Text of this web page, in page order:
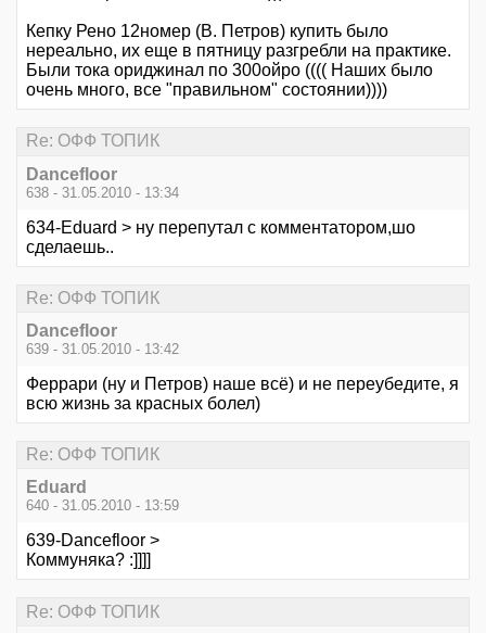
Кепку Рено 12номер (В. Петров) купить было
нереально, их еще в пятницу разгребли на практике.
Были тока ориджинал по 300ойро (((( Наших было
очень много, все "правильном" состоянии))))
Re: ОФФ ТОПИК
Dancefloor
638 - 31.05.2010 - 13:34
634-Eduard > ну перепутал с комментатором,шо
сделаешь..
Re: ОФФ ТОПИК
Dancefloor
639 - 31.05.2010 - 13:42
Феррари (ну и Петров) наше всё) и не переубедите, я
всю жизнь за красных болел)
Re: ОФФ ТОПИК
Eduard
640 - 31.05.2010 - 13:59
639-Dancefloor >
Коммуняка? :]]]]
Re: ОФФ ТОПИК